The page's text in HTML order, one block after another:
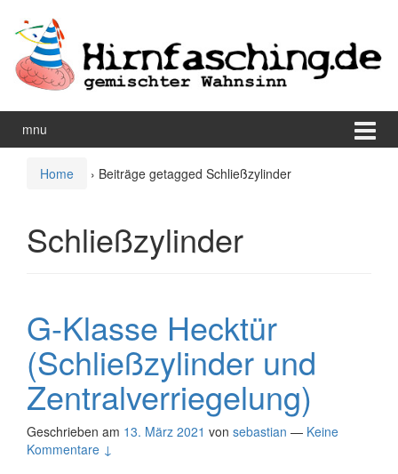
Inhalt
wechseln
Hauptmenü
springen
mnu
Home › Beiträge getagged Schließzylinder
Schließzylinder
G-Klasse Hecktür
(Schließzylinder und
Zentralverriegelung)
Geschrieben am 13. März 2021 von sebastian — Keine
Kommentare ↓